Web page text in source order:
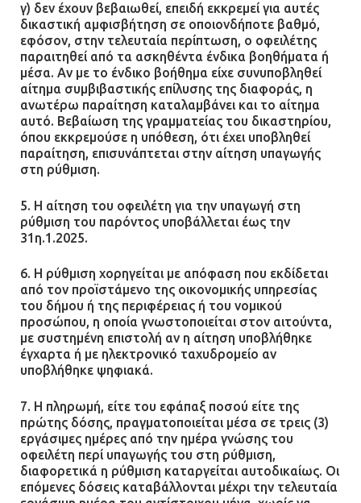
γ) δεν έχουν βεβαιωθεί, επειδή εκκρεμεί για αυτές
δικαστική αμφισβήτηση σε οποιονδήποτε βαθμό,
εφόσον, στην τελευταία περίπτωση, ο οφειλέτης
παραιτηθεί από τα ασκηθέντα ένδικα βοηθήματα ή
μέσα. Αν με το ένδικο βοήθημα είχε συνυποβληθεί
αίτημα συμβιβαστικής επίλυσης της διαφοράς, η
ανωτέρω παραίτηση καταλαμβάνει και το αίτημα
αυτό. Βεβαίωση της γραμματείας του δικαστηρίου,
όπου εκκρεμούσε η υπόθεση, ότι έχει υποβληθεί
παραίτηση, επισυνάπτεται στην αίτηση υπαγωγής
στη ρύθμιση.
5. Η αίτηση του οφειλέτη για την υπαγωγή στη
ρύθμιση του παρόντος υποβάλλεται έως την
31η.1.2025.
6. Η ρύθμιση χορηγείται με απόφαση που εκδίδεται
από τον προϊστάμενο της οικονομικής υπηρεσίας
του δήμου ή της περιφέρειας ή του νομικού
προσώπου, η οποία γνωστοποιείται στον αιτούντα,
με συστημένη επιστολή αν η αίτηση υποβλήθηκε
έγχαρτα ή με ηλεκτρονικό ταχυδρομείο αν
υποβλήθηκε ψηφιακά.
7. Η πληρωμή, είτε του εφάπαξ ποσού είτε της
πρώτης δόσης, πραγματοποιείται μέσα σε τρεις (3)
εργάσιμες ημέρες από την ημέρα γνώσης του
οφειλέτη περί υπαγωγής του στη ρύθμιση,
διαφορετικά η ρύθμιση καταργείται αυτοδικαίως. Οι
επόμενες δόσεις καταβάλλονται μέχρι την τελευταία